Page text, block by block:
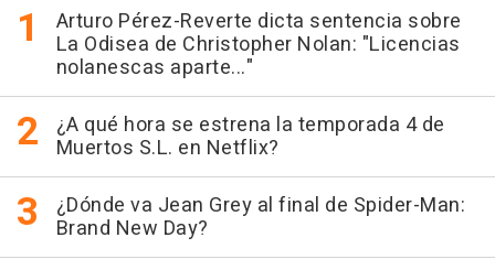
Arturo Pérez-Reverte dicta sentencia sobre
La Odisea de Christopher Nolan: "Licencias
nolanescas aparte..."
¿A qué hora se estrena la temporada 4 de
Muertos S.L. en Netflix?
¿Dónde va Jean Grey al final de Spider-Man:
Brand New Day?